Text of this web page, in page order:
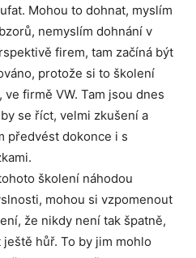
Mohou to dohnat, myslím
nemyslím dohnání v
firem, tam začíná být
protože si to školení
firmě VW. Tam jsou dnes
se říct, velmi zkušení a
předvést dokonce i s
školení náhodou
mohou si vzpomenout
že nikdy není tak špatně,
hůř. To by jim mohlo